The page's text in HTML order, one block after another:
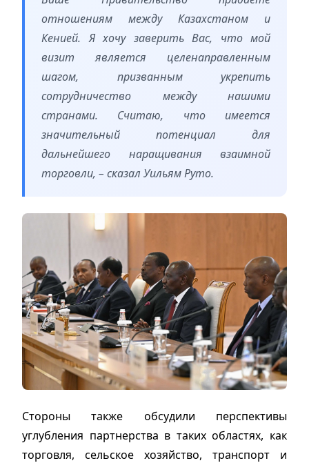
отношениям между Казахстаном и
Кенией. Я хочу заверить Вас, что мой
визит является целенаправленным
шагом, призванным укрепить
сотрудничество между нашими
странами. Считаю, что имеется
значительный потенциал для
дальнейшего наращивания взаимной
торговли, – сказал Уильям Руто.
Стороны также обсудили перспективы
углубления партнерства в таких областях, как
торговля, сельское хозяйство, транспорт и